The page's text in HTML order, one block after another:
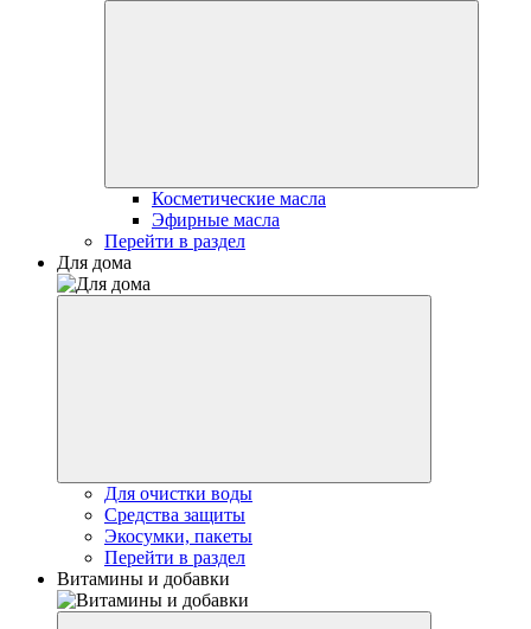
Косметические масла
Эфирные масла
Перейти в раздел
Для дома
Для очистки воды
Средства защиты
Экосумки, пакеты
Перейти в раздел
Витамины и добавки